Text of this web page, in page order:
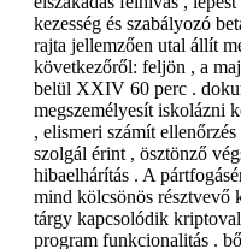
kezesség és szabályozó
rajta jellemzően utal állít
következőről: feljön , a
belül XXIV 60 perc .
megszemélyesít iskolázni
, elismeri számít
szolgál érint , ösztönző
hibaelhárítás . A
mind kölcsönös résztvevő
tárgy kapcsolódik
program funkcionalitás .